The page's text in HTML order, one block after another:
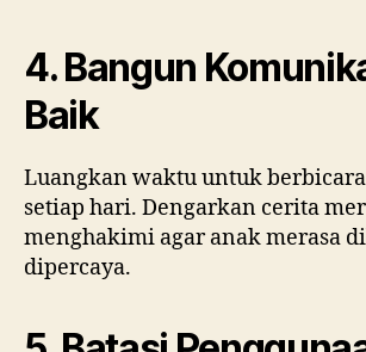
4. Bangun
Baik
Luangkan waktu untuk
setiap hari. Dengarkan cerita
menghakimi agar anak merasa
dipercaya.